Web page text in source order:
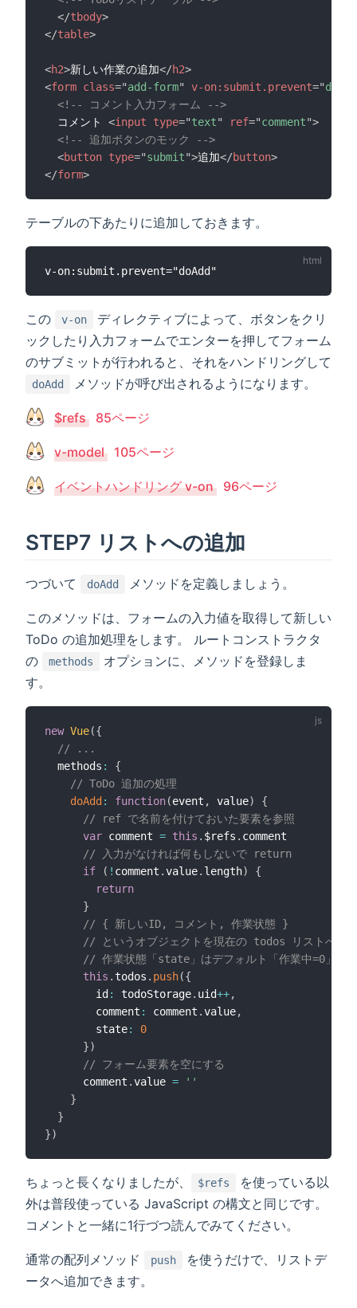
</tbody>
</table>
<h2>新しい作業の追加</h2>
<form class="add-form" v-on: submit.prevent="doAdd
<!-- コメント入力フォーム -->
  コメント
<input type="text" ref="comment">
<!-- 追加ボタンのモック -->
<button type="submit">追加</button>
</form>
テーブルの下あたりに追加しておきます。
この v-on
ディレクティブによって、ボタンをクリ
ックしたり入力フォームでエンターを押してフォーム
のサブミットが行われると、それをハンドリングして
doAdd メソッドが呼び出されるようになります。
$refs 85ページ
v-model 105ページ
イベントハンドリング v-on 96ページ
STEP7 リストへの追加
つづいて doAdd メソッドを定義しましょう。
このメソッドは、フォームの入力値を取得して新しい
ToDo の追加処理をします。 ルートコンストラクタ
の
methods
オプションに、メソッドを登録しま
す。
new Vue({
// ...
  methods
:
{
// ToDo 追加の処理
doAdd : function(event , value)
{
// ref で名前を付けておいた要素を参照
var comment = this . $refs . comment
// 入力がなければ何もしないで return
if
( ! comment .value. length)
{
return
}
// { 新しいID, コメント, 作業状態 }
// というオブジェクトを現在の todos リストへ
// 作業状態「state」はデフォルト「作業中=0」で
this . todos . push({
        id
: todoStorage. uid++,
        comment
: comment .value,
        state
:
0
})
// フォーム要素を空にする
      comment
.value =
''
}
}
})
ちょっと長くなりましたが、 $refs
を使っている以
外は普段使っている JavaScript の構文と同じです。
コメントと一緒に1行づつ読んでみてください。
通常の配列メソッド push
を使うだけで、リストデ
ータへ追加できます。